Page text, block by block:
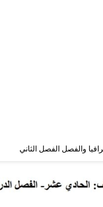
والفصل الفصل الثاني